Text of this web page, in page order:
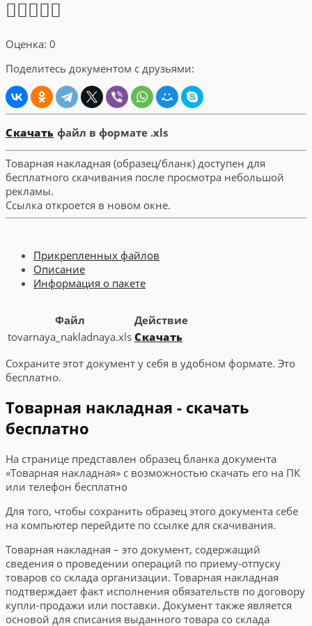
Оценка: 0
Поделитесь документом с друзьями:
Скачать файл в формате .xls
Товарная накладная (образец/бланк) доступен для
бесплатного скачивания после просмотра небольшой
рекламы.
Ссылка откроется в новом окне.
Прикрепленных файлов
Описание
Информация о пакете
Файл
Действие
tovarnaya_nakladnaya.xls Скачать
Сохраните этот документ у себя в удобном формате. Это
бесплатно.
Товарная накладная - скачать
бесплатно
На странице представлен образец бланка документа
«Товарная накладная» с возможностью скачать его на ПК
или телефон бесплатно
Для того, чтобы сохранить образец этого документа себе
на компьютер перейдите по ссылке для скачивания.
Товарная накладная – это документ, содержащий
сведения о проведении операций по приему-отпуску
товаров со склада организации. Товарная накладная
подтверждает факт исполнения обязательств по договору
купли-продажи или поставки. Документ также является
основой для списания выданного товара со склада